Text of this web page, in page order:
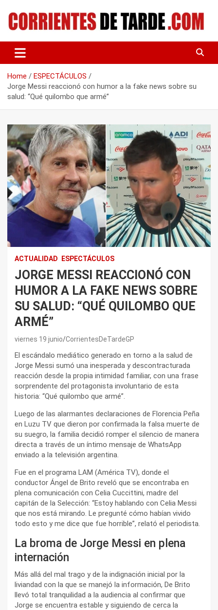
content
CORRIENTES DE TARDE
Home
ESPECTÁCULOS
Jorge Messi reaccionó con humor a la fake news sobre su
salud: “Qué quilombo que armé”
ACTUALIDAD ESPECTÁCULOS
JORGE MESSI REACCIONÓ CON
HUMOR A LA FAKE NEWS SOBRE
SU SALUD: “QUÉ QUILOMBO QUE
ARMÉ”
viernes 19 junio CorrientesDeTardeGP
El escándalo mediático generado en torno a la salud de
Jorge Messi sumó una inesperada y descontracturada
reacción desde la propia intimidad familiar, con una frase
sorprendente del protagonista involuntario de esta
historia: “Qué quilombo que armé”.
Luego de las alarmantes declaraciones de Florencia Peña
en Luzu TV que dieron por confirmada la falsa muerte de
su suegro, la familia decidió romper el silencio de manera
directa a través de un íntimo mensaje de WhatsApp
enviado a la televisión argentina.
Fue en el programa LAM (América TV), donde el
conductor Ángel de Brito reveló que se encontraba en
plena comunicación con Celia Cuccittini, madre del
capitán de la Selección: “Estoy hablando con Celia Messi
que nos está mirando. Le pregunté cómo habían vivido
todo esto y me dice que fue horrible”, relató el periodista.
La broma de Jorge Messi en plena
internación
Más allá del mal trago y de la indignación inicial por la
liviandad con la que se manejó la información, De Brito
llevó total tranquilidad a la audiencia al confirmar que
Jorge se encuentra estable y siguiendo de cerca la